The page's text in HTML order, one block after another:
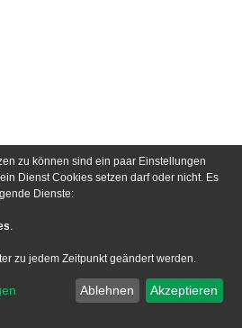
zu können sind ein paar Einstellungen
Dienst Cookies setzen darf oder nicht. Es
Dienste:
.
zu jedem Zeitpunkt geändert werden.
Ablehnen Akzeptieren